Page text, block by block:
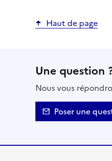
Haut de page
Une question
Nous vous
Poser une